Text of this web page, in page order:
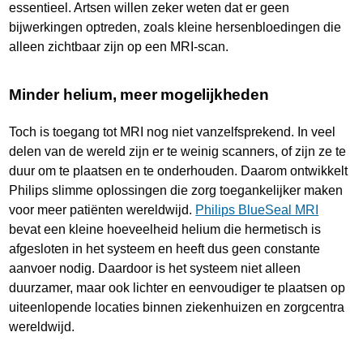
essentieel. Artsen willen zeker weten dat er geen
bijwerkingen optreden, zoals kleine hersenbloedingen die
alleen zichtbaar zijn op een MRI-scan.
Minder helium, meer mogelijkheden
Toch is toegang tot MRI nog niet vanzelfsprekend. In veel
delen van de wereld zijn er te weinig scanners, of zijn ze te
duur om te plaatsen en te onderhouden. Daarom ontwikkelt
Philips slimme oplossingen die zorg toegankelijker maken
voor meer patiënten wereldwijd. Philips BlueSeal MRI
bevat een kleine hoeveelheid helium die hermetisch is
afgesloten in het systeem en heeft dus geen constante
aanvoer nodig. Daardoor is het systeem niet alleen
duurzamer, maar ook lichter en eenvoudiger te plaatsen op
uiteenlopende locaties binnen ziekenhuizen en zorgcentra
wereldwijd.